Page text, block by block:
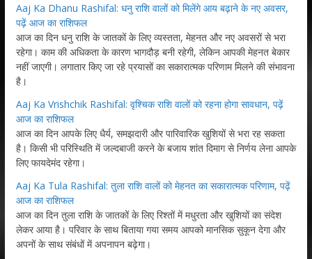
Aaj Ka Dhanu Rashifal: धनु राशि वालों को मिलेंगे आय बढ़ाने के नए अवसर,
पढ़ें आज का राशिफल
आज का दिन धनु राशि के जातकों के लिए व्यस्तता, मेहनत और नए अवसरों से भरा
रहेगा। काम की अधिकता के कारण भागदौड़ बनी रहेगी, लेकिन आपकी मेहनत बेकार
नहीं जाएगी। लगातार किए जा रहे प्रयासों का सकारात्मक परिणाम मिलने की संभावना
है।
Aaj Ka Vrishchik Rashifal: वृश्चिक राशि वालों को रहना होगा सावधान, पढ़ें
आज का राशिफल
आज का दिन आपके लिए धैर्य, समझदारी और पारिवारिक खुशियों से भरा रह सकता
है। किसी भी परिस्थिति में जल्दबाजी करने के बजाय शांत दिमाग से निर्णय लेना आपके
लिए फायदेमंद रहेगा।
Aaj Ka Tula Rashifal: तुला राशि वालों को मेहनत का सकारात्मक परिणाम, पढ़ें
आज का राशिफल
आज का दिन तुला राशि के जातकों के लिए रिश्तों में मधुरता और खुशियों का संदेश
लेकर आया है। परिवार के साथ बिताया गया समय आपको मानसिक सुकून देगा और
अपनों के साथ संबंधों में अपनापन बढ़ेगा।